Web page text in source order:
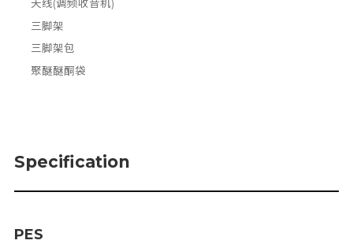
天线(调频收音机)
三脚架
三脚架包
聚醚醚酮袋
Specification
PES